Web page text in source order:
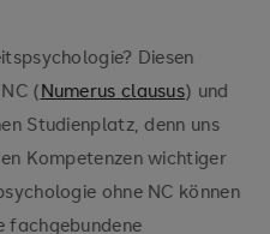
Diesen
(Numerus clausus) und
Studienplatz, denn uns
Kompetenzen wichtiger
ohne NC können
fachgebundene